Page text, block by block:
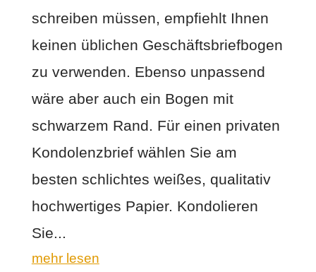
schreiben müssen, empfiehlt Ihnen
keinen üblichen Geschäftsbriefbogen
zu verwenden. Ebenso unpassend
wäre aber auch ein Bogen mit
schwarzem Rand. Für einen privaten
Kondolenzbrief wählen Sie am
besten schlichtes weißes, qualitativ
hochwertiges Papier. Kondolieren
Sie...
mehr lesen